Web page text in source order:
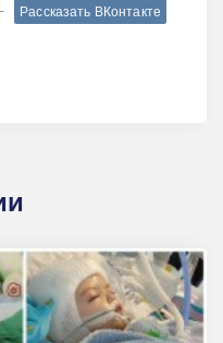
Рассказать ВКонтакте